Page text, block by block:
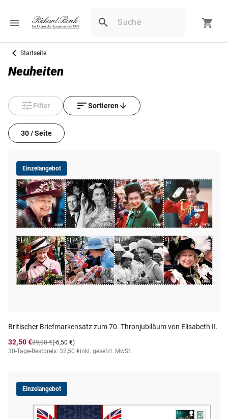
Startseite
Neuheiten
Filter Sortieren
30 / Seite
Einzelangebot
Britischer Briefmarkensatz zum 70. Thronjubiläum von Elisabeth II.
32,50 €
(-6,50 €)
39,00 €
30-Tage-Bestpreis: 32,50 €inkl. gesetzl. MwSt.
Einzelangebot